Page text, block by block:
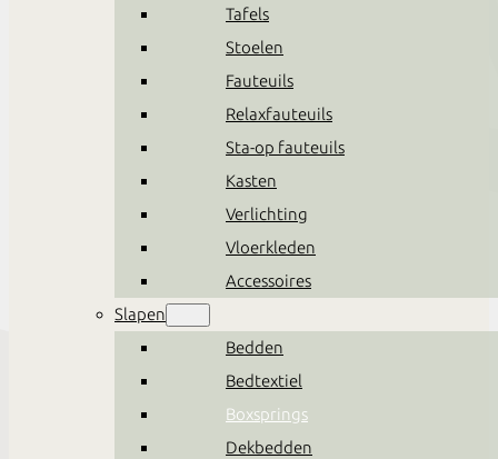
Tafels
Stoelen
Fauteuils
Relaxfauteuils
Sta-op fauteuils
Kasten
Verlichting
Vloerkleden
Accessoires
Slapen
Bedden
Bedtextiel
Boxsprings
Dekbedden